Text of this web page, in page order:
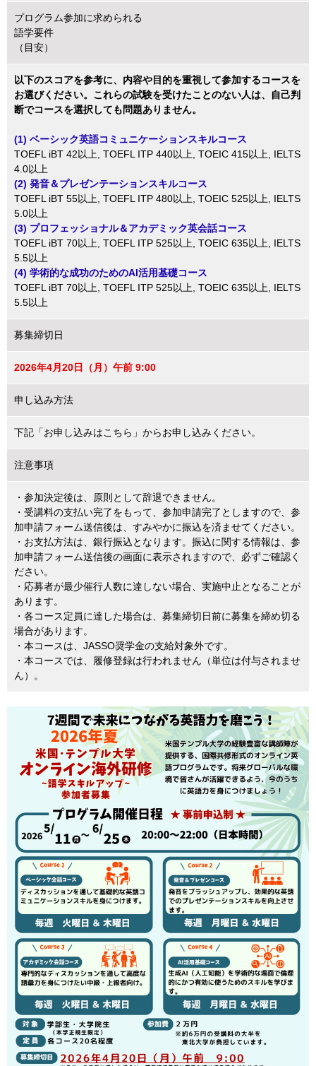
プログラム参加に求められる
語学要件
（目安）
以下のスコアを参考に、内容や目的を重視して参加するコースを
お選びください。これらの試験を受けたことのない人は、自己判
断でコースを選択しても問題ありません。
(1) ベーシック英語コミュニケーションスキルコース
TOEFL iBT 42以上, TOEFL ITP 440以上, TOEIC 415以上, IELTS
4.0以上
(2) 発音＆プレゼンテーションスキルコース
TOEFL iBT 55以上, TOEFL ITP 480以上, TOEIC 525以上, IELTS
5.0以上
(3) プロフェッショナル＆アカデミック英会話コース
TOEFL iBT 70以上, TOEFL ITP 525以上, TOEIC 635以上, IELTS
5.5以上
(4) 学術的な成功のためのAI活用基礎コース
TOEFL iBT 70以上, TOEFL ITP 525以上, TOEIC 635以上, IELTS
5.5以上
募集締切日
2026年4月20日（月）午前 9:00
申し込み方法
下記「お申し込みはこちら」からお申し込みください。
注意事項
・参加決定後は、原則として辞退できません。
・受講料の支払い完了をもって、参加申請完了としますので、参
加申請フォーム送信後は、すみやかに振込を済ませてください。
・お支払方法は、銀行振込となります。振込に関する情報は、参
加申請フォーム送信後の画面に表示されますので、必ずご確認く
ださい。
・応募者が最少催行人数に達しない場合、実施中止となることが
あります。
・各コース定員に達した場合は、募集締切日前に募集を締め切る
場合があります。
・本コースは、JASSO奨学金の支給対象外です。
・本コースでは、履修登録は行われません（単位は付与されませ
ん）。